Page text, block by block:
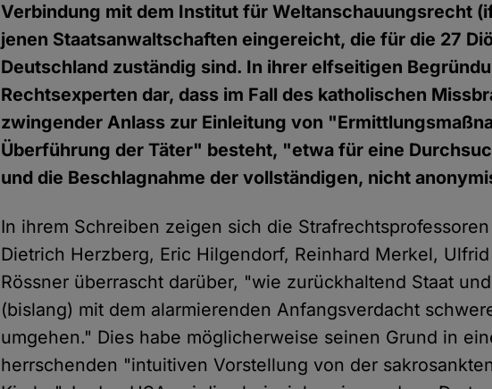
Verbindung mit dem Institut für Weltanschauungsrecht
jenen Staatsanwaltschaften eingereicht, die für die 27
Deutschland zuständig sind. In ihrer elfseitigen
Rechtsexperten dar, dass im Fall des katholischen
zwingender Anlass zur Einleitung von
Überführung der Täter" besteht, "etwa für eine
und die Beschlagnahme der vollständigen, nicht
In ihrem Schreiben zeigen sich die
Dietrich Herzberg, Eric Hilgendorf, Reinhard Merkel,
Rössner überrascht darüber, "wie zurückhaltend Staat
(bislang) mit dem alarmierenden Anfangsverdacht
umgehen." Dies habe möglicherweise seinen Grund in
herrschenden "intuitiven Vorstellung von der